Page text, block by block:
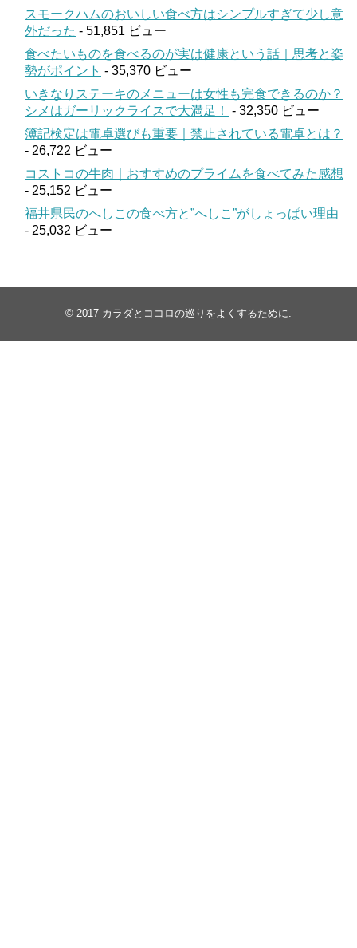
スモークハムのおいしい食べ方はシンプルすぎて少し意
外だった - 51,851 ビュー
食べたいものを食べるのが実は健康という話｜思考と姿
勢がポイント - 35,370 ビュー
いきなりステーキのメニューは女性も完食できるのか？
シメはガーリックライスで大満足！
- 32,350 ビュー
簿記検定は電卓選びも重要｜禁止されている電卓とは？
- 26,722 ビュー
コストコの牛肉｜おすすめのプライムを食べてみた感想
- 25,152 ビュー
福井県民のへしこの食べ方と”へしこ”がしょっぱい理由
- 25,032 ビュー
© 2017 カラダとココロの巡りをよくするために.